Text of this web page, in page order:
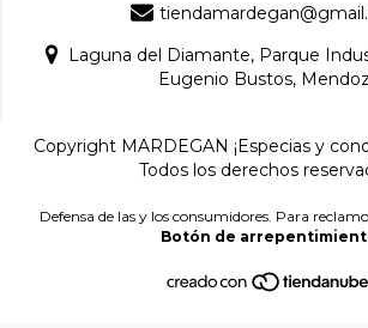
Laguna del Diamante, Parque
Eugenio Bustos,
Copyright MARDEGAN ¡Especias y
Todos los derechos
Defensa de las y los consumidores. Para
Botón de